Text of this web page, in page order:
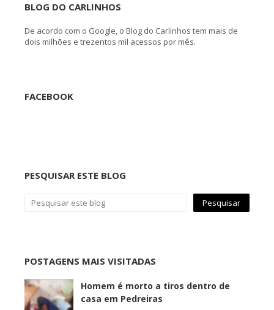
BLOG DO CARLINHOS
De acordo com o Google, o Blog do Carlinhos tem mais de
dois milhões e trezentos mil acessos por mês.
FACEBOOK
PESQUISAR ESTE BLOG
POSTAGENS MAIS VISITADAS
Homem é morto a tiros dentro de
casa em Pedreiras